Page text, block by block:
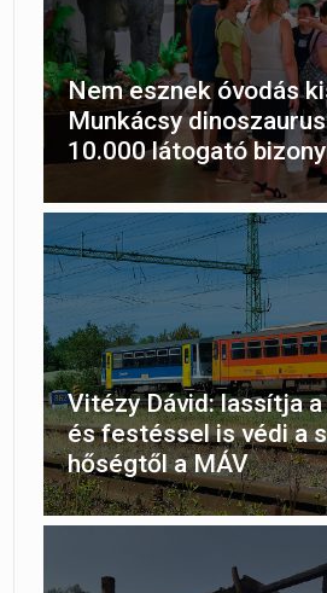
Nem esznek óvodás
Munkácsy
10.000 látogató
Vitézy Dávid: lassítja
és festéssel is védi a
hőségtől a MÁV